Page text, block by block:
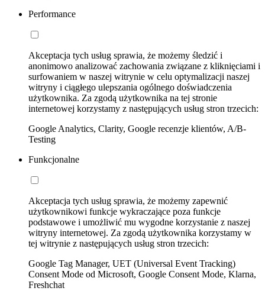
Performance
Akceptacja tych usług sprawia, że możemy śledzić i
anonimowo analizować zachowania związane z kliknięciami i
surfowaniem w naszej witrynie w celu optymalizacji naszej
witryny i ciągłego ulepszania ogólnego doświadczenia
użytkownika. Za zgodą użytkownika na tej stronie
internetowej korzystamy z następujących usług stron trzecich:
Google Analytics, Clarity, Google recenzje klientów, A/B-
Testing
Funkcjonalne
Akceptacja tych usług sprawia, że możemy zapewnić
użytkownikowi funkcje wykraczające poza funkcje
podstawowe i umożliwić mu wygodne korzystanie z naszej
witryny internetowej. Za zgodą użytkownika korzystamy w
tej witrynie z następujących usług stron trzecich:
Google Tag Manager, UET (Universal Event Tracking)
Consent Mode od Microsoft, Google Consent Mode, Klarna,
Freshchat